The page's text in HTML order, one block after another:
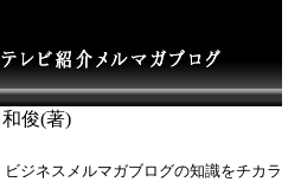
俊(著)
ジネスメルマガブログの知識をチカラ